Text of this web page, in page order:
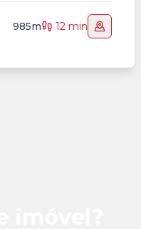
985m 12 min